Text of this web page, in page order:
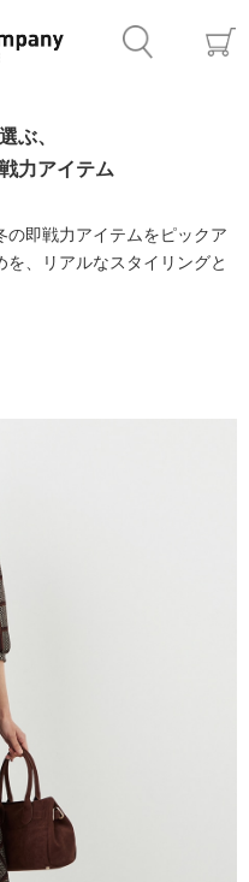
ぶ、
力アイテム
即戦力アイテムをピックア
、リアルなスタイリングと